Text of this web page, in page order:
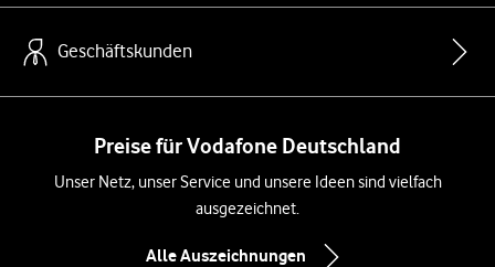
Geschäftskunden
Preise für Vodafone Deutschland
Unser Netz, unser Service und unsere Ideen sind vielfach
ausgezeichnet.
Alle Auszeichnungen